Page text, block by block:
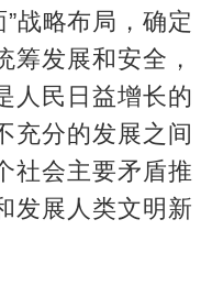
战略布局，确定
筹发展和安全，
人民日益增长的
充分的发展之间
社会主要矛盾推
发展人类文明新